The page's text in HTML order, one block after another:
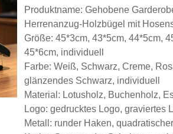
Produktname: Gehobene
Herrenanzug-Holzbügel mit
Größe: 45*3cm, 43*5cm, 44*5cm,
45*6cm, individuell
Farbe: Weiß, Schwarz, Creme,
glänzendes Schwarz, individuell
Material: Lotusholz, Buchenholz,
Logo: gedrucktes Logo, graviertes
Metall: runder Haken,